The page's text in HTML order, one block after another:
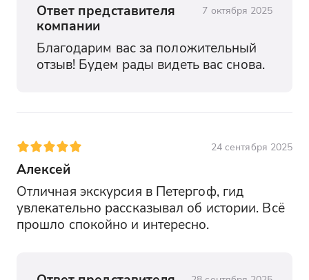
Ответ представителя
компании
7 октября 2025
Благодарим вас за положительный
отзыв! Будем рады видеть вас снова.
24 сентября 2025
Алексей
Отличная экскурсия в Петергоф, гид
увлекательно рассказывал об истории. Всё
прошло спокойно и интересно.